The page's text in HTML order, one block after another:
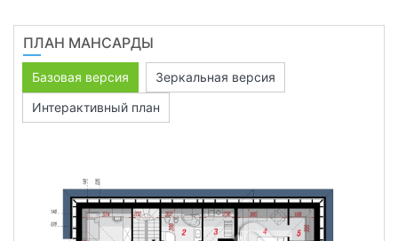
ПЛАН МАНСАРДЫ
Базовая версия
Зеркальная версия
Интерактивный план